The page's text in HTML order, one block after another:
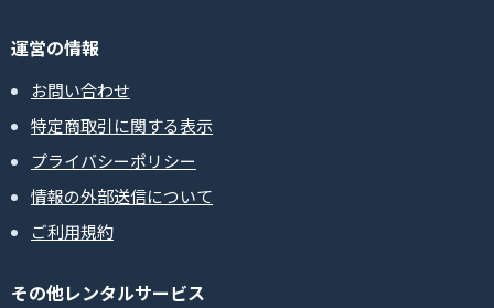
運営の情報
お問い合わせ
特定商取引に関する表示
プライバシーポリシー
情報の外部送信について
ご利用規約
その他レンタルサービス